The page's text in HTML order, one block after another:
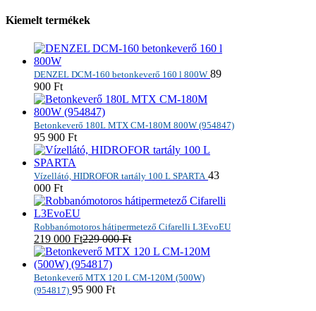
Kiemelt termékek
DENZEL DCM-160 betonkeverő 160 l 800W 89
900 Ft
Betonkeverő 180L MTX CM-180M 800W (954847)
95 900 Ft
Vízellátó, HIDROFOR tartály 100 L SPARTA 43
000 Ft
Robbanómotoros hátipermetező Cifarelli L3EvoEU
219 000 Ft229 000Ft
Betonkeverő MTX 120 L CM-120M (500W)
(954817) 95 900 Ft